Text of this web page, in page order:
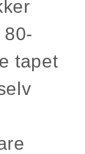
tapet